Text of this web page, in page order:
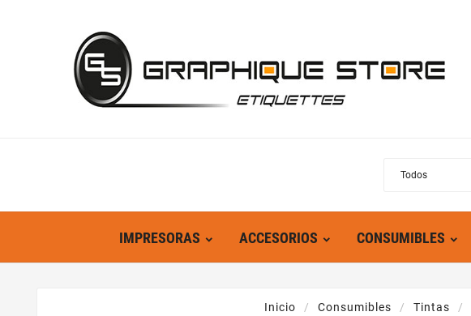
IMPRESORAS ACCESORIOS CONSUMIBLES
Inicio Consumibles Tintas